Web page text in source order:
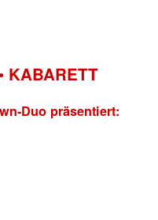
KABARETT
Duo präsentiert: